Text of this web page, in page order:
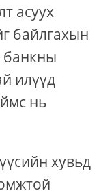
асуух
байлгахын
банкны
илүүд
нь
хувьд